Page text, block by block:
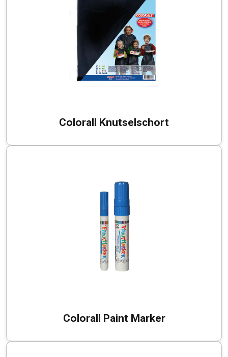
Colorall Knutselschort
Colorall Paint Marker